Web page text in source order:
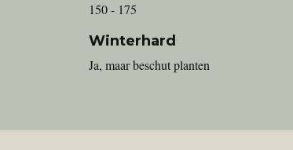
150 - 175
Winterhard
Ja, maar beschut planten